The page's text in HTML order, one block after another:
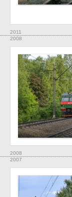
2011
2008
2008
2007